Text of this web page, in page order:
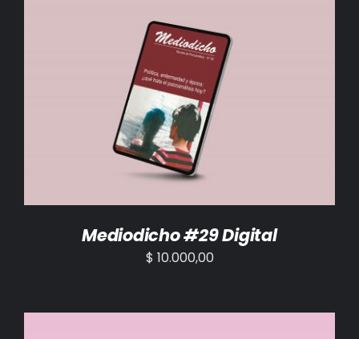
AÑADIR AL CARRITO /
Mediodicho #29 Digital
$ 10.000,00